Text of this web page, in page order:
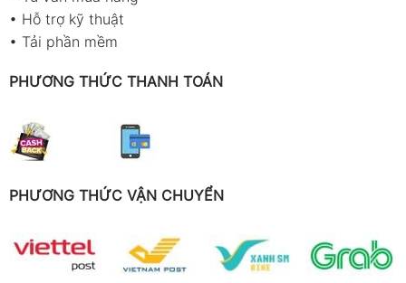
• Hỗ trợ kỹ thuật
• Tải phần mềm
PHƯƠNG THỨC THANH TOÁN
PHƯƠNG THỨC VẬN CHUYỂN